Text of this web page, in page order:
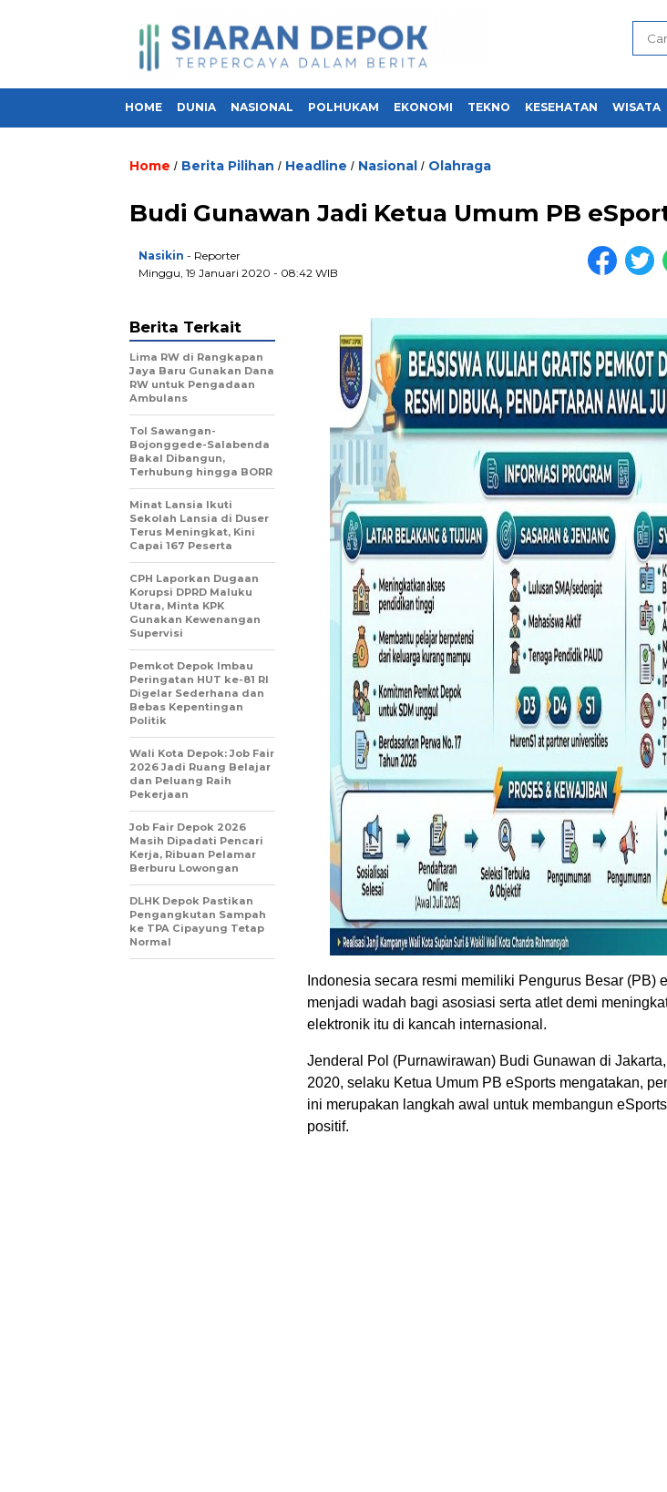
HOME DUNIA NASIONAL POLHUKAM EKONOMI TEKNO KESEHATAN WISATA
Home / Berita Pilihan / Headline / Nasional / Olahraga
Budi Gunawan Jadi Ketua Umum PB
Nasikin - Reporter
Minggu, 19 Januari 2020 - 08:42 WIB
Indonesia secara resmi memiliki Pengurus Besar (PB)
menjadi wadah bagi asosiasi serta atlet demi
elektronik itu di kancah internasional.
Jenderal Pol (Purnawirawan) Budi Gunawan di
2020, selaku Ketua Umum PB eSports mengatakan,
ini merupakan langkah awal untuk membangun
positif.
Berita Terkait
Lima RW di Rangkapan
Jaya Baru Gunakan Dana
RW untuk Pengadaan
Ambulans
Tol Sawangan-
Bojonggede-Salabenda
Bakal Dibangun,
Terhubung hingga BORR
Minat Lansia Ikuti
Sekolah Lansia di Duser
Terus Meningkat, Kini
Capai 167 Peserta
CPH Laporkan Dugaan
Korupsi DPRD Maluku
Utara, Minta KPK
Gunakan Kewenangan
Supervisi
Pemkot Depok Imbau
Peringatan HUT ke-81 RI
Digelar Sederhana dan
Bebas Kepentingan
Politik
Wali Kota Depok: Job Fair
2026 Jadi Ruang Belajar
dan Peluang Raih
Pekerjaan
Job Fair Depok 2026
Masih Dipadati Pencari
Kerja, Ribuan Pelamar
Berburu Lowongan
DLHK Depok Pastikan
Pengangkutan Sampah
ke TPA Cipayung Tetap
Normal